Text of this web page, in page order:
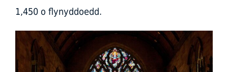
1,450 o flynyddoedd.